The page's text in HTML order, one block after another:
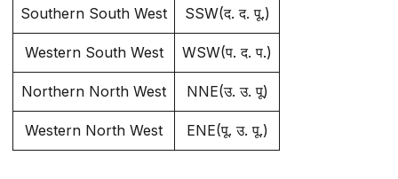
Southern South West SSW(द. द. पू.)
Western South West WSW(प. द. प.)
Northern North West NNE(उ. उ. पू)
Western North West ENE(पू. उ. पू.)